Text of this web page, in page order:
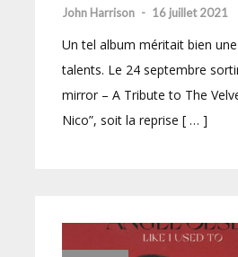
John Harrison - 16 juillet 2021
Un tel album méritait bien
talents. Le 24 septembre
mirror – A Tribute to The
Nico”, soit la reprise [ … ]